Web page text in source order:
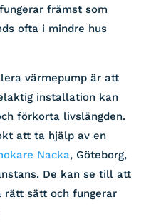
främst som
ofta i mindre hus
värmepump är att
installation kan
förkorta livslängden.
att ta hjälp av en
Nacka, Göteborg,
De kan se till att
rätt sätt och fungerar